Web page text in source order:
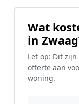
Wat
in
Let op: Dit
offerte aan
woning.